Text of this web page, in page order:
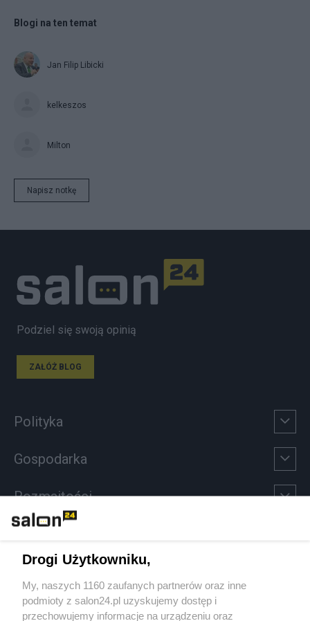
Blogi na ten temat
Jan Filip Libicki
kelkeszos
Milton
Napisz notkę
Podziel się swoją opinią
ZAŁÓŻ BLOG
Polityka
Gospodarka
Rozmaitości
Sport
Społeczeństwo
Drogi Użytkowniku,
My, naszych 1160 zaufanych partnerów oraz inne
podmioty z salon24.pl uzyskujemy dostęp i
przechowujemy informacje na urządzeniu oraz